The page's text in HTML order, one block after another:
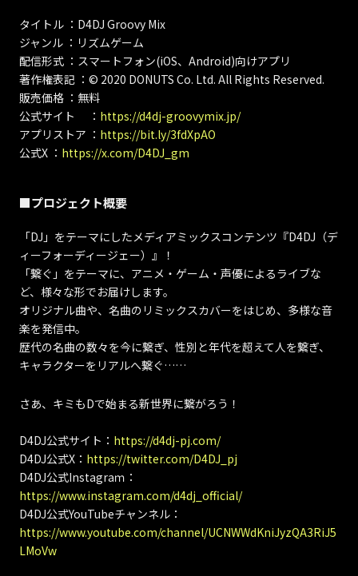
タイトル ：D4DJ Groovy Mix
ジャンル ：リズムゲーム
配信形式 ：スマートフォン(iOS、Android)向けアプリ
著作権表記 ：© 2020 DONUTS Co. Ltd. All Rights Reserved.
販売価格 ：無料
公式サイト ： https://d4dj-groovymix.jp/
アプリストア ： https://bit.ly/3fdXpAO
公式X ： https://x.com/D4DJ_gm
■プロジェクト概要
「DJ」をテーマにしたメディアミックスコンテンツ『D4DJ（デ
ィーフォーディージェー）』！
「繋ぐ」をテーマに、アニメ・ゲーム・声優によるライブな
ど、様々な形でお届けします。
オリジナル曲や、名曲のリミックスカバーをはじめ、多様な音
楽を発信中。
歴代の名曲の数々を今に繋ぎ、性別と年代を超えて人を繋ぎ、
キャラクターをリアルへ繋ぐ……
さあ、キミもDで始まる新世界に繋がろう！
D4DJ公式サイト： https://d4dj-pj.com/
D4DJ公式X： https://twitter.com/D4DJ_pj
D4DJ公式Instagraｍ：
https://www.instagram.com/d4dj_official/
D4DJ公式YouTubeチャンネル：
https://www.youtube.com/channel/UCNWWdKniJyzQA3RiJ5
LMoVw